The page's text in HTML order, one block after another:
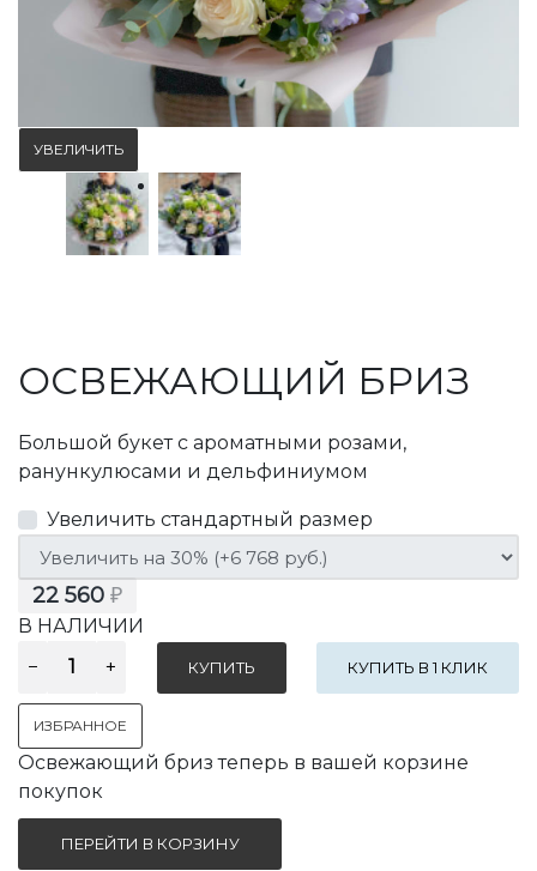
УВЕЛИЧИТЬ
ОСВЕЖАЮЩИЙ БРИЗ
Большой букет с ароматными розами,
ранункулюсами и дельфиниумом
Увеличить стандартный размер
22 560 ₽
В НАЛИЧИИ
КУПИТЬ В 1 КЛИК
ИЗБРАННОЕ
Освежающий бриз теперь в вашей корзине
покупок
ПЕРЕЙТИ В КОРЗИНУ